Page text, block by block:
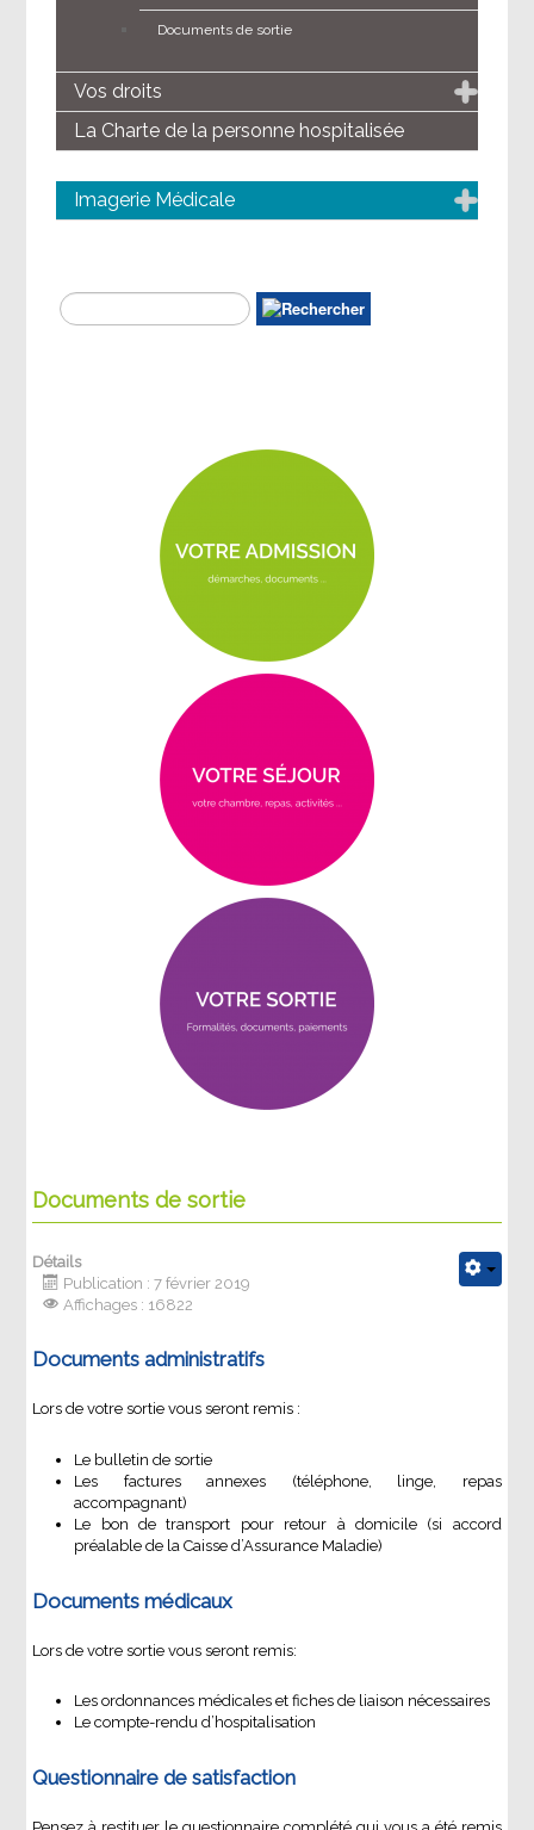
Documents de sortie
Vos droits
La Charte de la personne hospitalisée
Imagerie Médicale
Documents de sortie
Détails
Publication : 7 février 2019
Affichages : 16822
Documents administratifs
Lors de votre sortie vous seront remis :
Le bulletin de sortie
Les factures annexes (téléphone, linge, repas
accompagnant)
Le bon de transport pour retour à domicile (si accord
préalable de la Caisse d’Assurance Maladie)
Documents médicaux
Lors de votre sortie vous seront remis:
Les ordonnances médicales et fiches de liaison nécessaires
Le compte-rendu d’hospitalisation
Questionnaire de satisfaction